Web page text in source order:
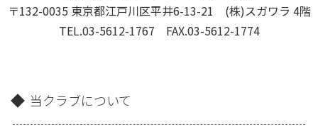
〒132-0035 東京都江戸川区平井6-13-21 (株)スガワラ 4階
TEL.03-5612-1767 FAX.03-5612-1774
当クラブについて